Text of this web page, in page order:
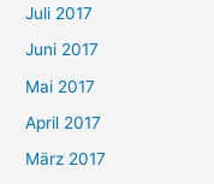
Juli 2017
Juni 2017
Mai 2017
April 2017
März 2017